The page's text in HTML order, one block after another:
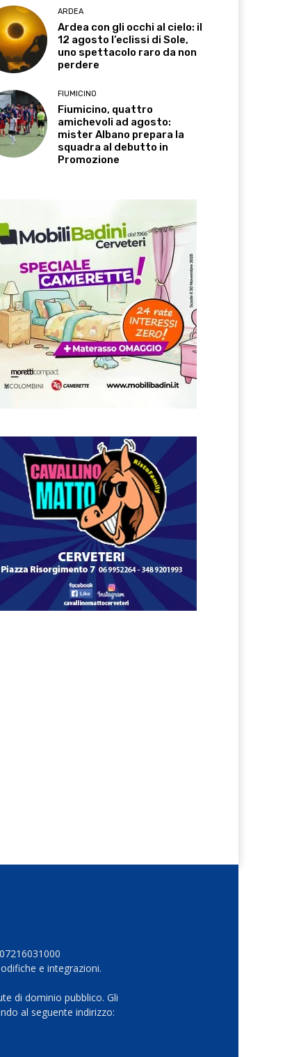
ARDEA
Ardea con gli occhi al cielo: il
12 agosto l’eclissi di Sole,
uno spettacolo raro da non
perdere
FIUMICINO
Fiumicino, quattro
amichevoli ad agosto:
mister Albano prepara la
squadra al debutto in
Promozione
e integrazioni.
di dominio pubblico. Gli
al seguente indirizzo: